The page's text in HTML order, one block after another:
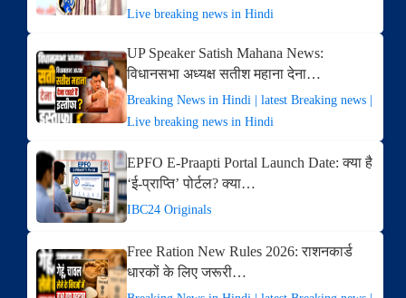
Live breaking news in Hindi
UP Speaker Satish Mahana News:
विधानसभा अध्यक्ष सतीश महाना देना…
Breaking News in Hindi | latest Breaking news |
Live breaking news in Hindi
EPFO E-Praapti Portal Launch Date: क्या है
‘ई-प्राप्ति’ पोर्टल? क्या…
IBC24 Originals
Free Ration New Rules 2026: राशनकार्ड
धारकों के लिए जरूरी…